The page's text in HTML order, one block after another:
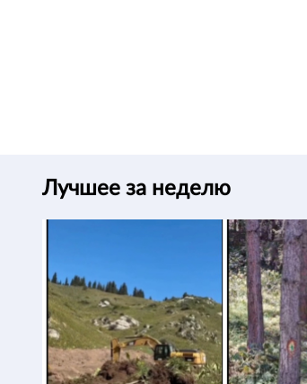
Лучшее за неделю